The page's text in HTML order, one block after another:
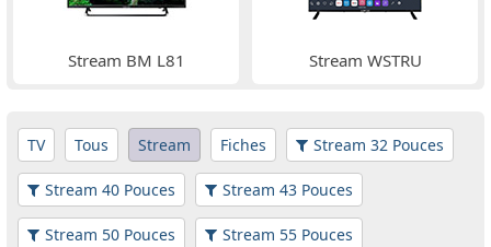
Stream BM L81 Stream WSTRU
TV Tous Stream Fiches Stream 32 Pouces
Stream 40 Pouces Stream 43 Pouces
Stream 50 Pouces Stream 55 Pouces